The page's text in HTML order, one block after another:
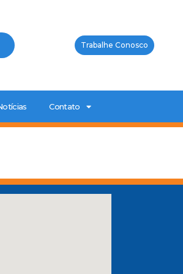
Trabalhe Conosco
Contato